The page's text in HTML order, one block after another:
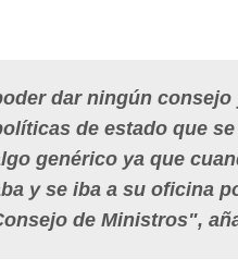
dar ningún
de estado que
genérico ya que
y se iba a su oficina
de Ministros",